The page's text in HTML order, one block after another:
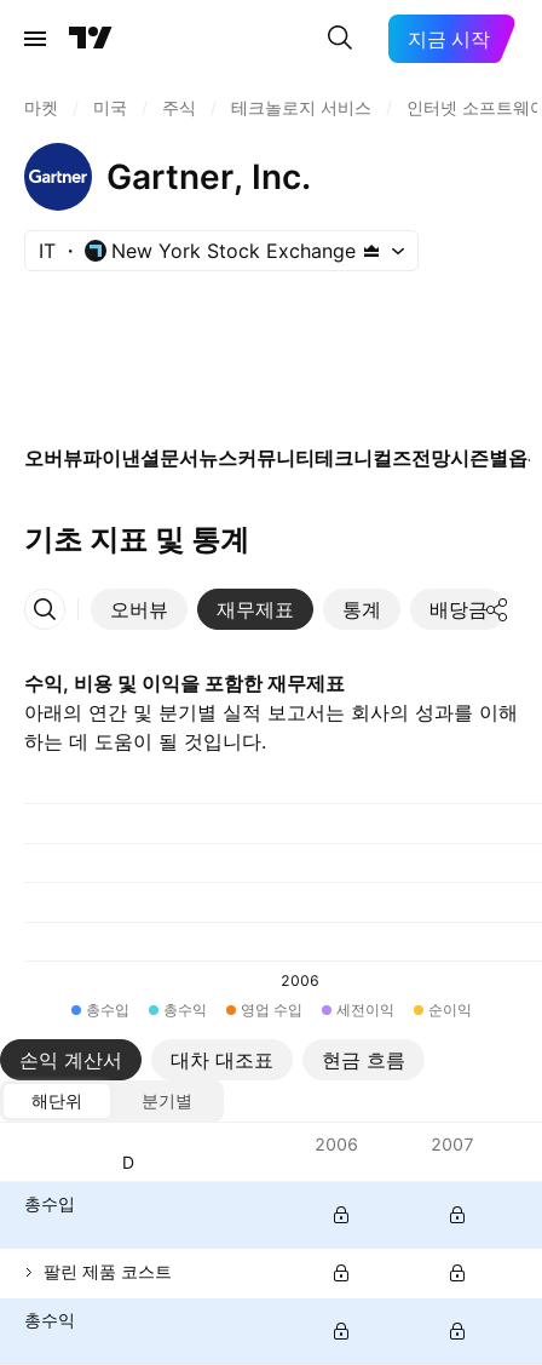
지금 시작
마켓 미국 주식 테크놀로지 서비스 인터넷 소프트웨
Gartner, Inc.
IT New York Stock Exchange
오버뷰파이낸셜문서뉴스커뮤니티테크니컬즈전망시즌별옵
기초 지표 및 통계
오버뷰 재무제표 통계 배당금
More
수익, 비용 및 이익을 포함한 재무제표
아래의 연간 및 분기별 실적 보고서는 회사의 성과를 이해
하는 데 도움이 될 것입니다.
2006
총수입
총수익 영업 수입 세전이익 순이익
손익 계산서 대차 대조표 현금 흐름
해단위
분기별
통화: USD
2006 2007
총수입
팔린 제품 코스트
총수익